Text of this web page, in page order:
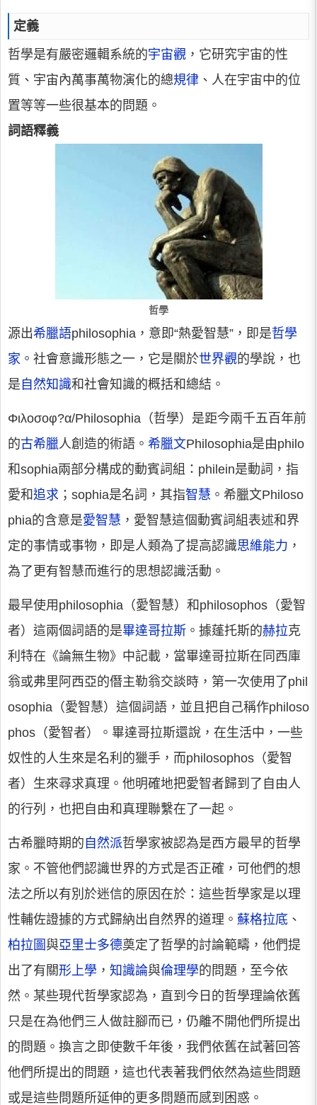
定義
哲學是有嚴密邏輯系統的宇宙觀 ，它研究宇宙的性
質、宇宙內萬事萬物演化的總規律 、人在宇宙中的位
置等等一些很基本的問題。
詞語釋義
哲學
源出希臘語philosophia，意即“熱愛智慧”，即是哲學
家 。社會意識形態之一，它是關於世界觀的學說，也
是 自然知識和社會知識的概括和總結。
Φιλοσοφ?α/Philosophia（哲學）是距今兩千五百年前
的古希臘人創造的術語。 希臘文Philosophia是由philo
和sophia兩部分構成的動賓詞組：philein是動詞，指
愛和追求 ；sophia是名詞，其指智慧 。希臘文Philoso
phia的含意是愛智慧 ，愛智慧這個動賓詞組表述和界
定的事情或事物，即是人類為了提高認識思維能力 ，
為了更有智慧而進行的思想認識活動。
最早使用philosophia（愛智慧）和philosophos（愛智
者）這兩個詞語的是畢達哥拉斯 。據蓬托斯的赫拉克
利特在《論無生物》中記載，當畢達哥拉斯在同西庫
翁或弗里阿西亞的僭主勒翁交談時，第一次使用了phil
osophia（愛智慧）這個詞語，並且把自己稱作philoso
phos（愛智者）。畢達哥拉斯還說，在生活中，一些
奴性的人生來是名利的獵手，而philosophos（愛智
者）生來尋求真理。他明確地把愛智者歸到了自由人
的行列，也把自由和真理聯繫在了一起。
古希臘時期的 自然派哲學家被認為是西方最早的哲學
家。不管他們認識世界的方式是否正確，可他們的想
法之所以有別於迷信的原因在於：這些哲學家是以理
性輔佐證據的方式歸納出自然界的道理。 蘇格拉底 、
柏拉圖與亞里士多德奠定了哲學的討論範疇，他們提
出了有關形上學 ， 知識論與倫理學的問題，至今依
然。某些現代哲學家認為，直到今日的哲學理論依舊
只是在為他們三人做註腳而已，仍離不開他們所提出
的問題。換言之即使數千年後，我們依舊在試著回答
他們所提出的問題，這也代表著我們依然為這些問題
或是這些問題所延伸的更多問題而感到困惑。